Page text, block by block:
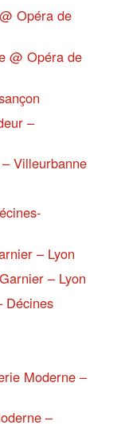
Opéra de
@ Opéra de
–
Villeurbanne
– Lyon
– Lyon
Décines
Moderne –
–